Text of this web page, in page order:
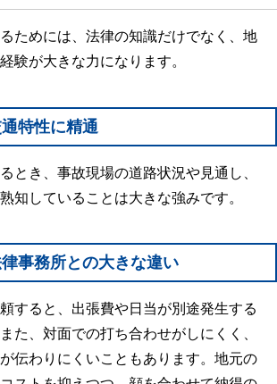
ためには、法律の知識だけでなく、地
験が大きな力になります。
特性に精通
とき、事故現場の道路状況や見通し、
知していることは大きな強みです。
事務所との大きな違い
すると、出張費や日当が別途発生する
た、対面での打ち合わせがしにくく、
伝わりにくいこともあります。地元の